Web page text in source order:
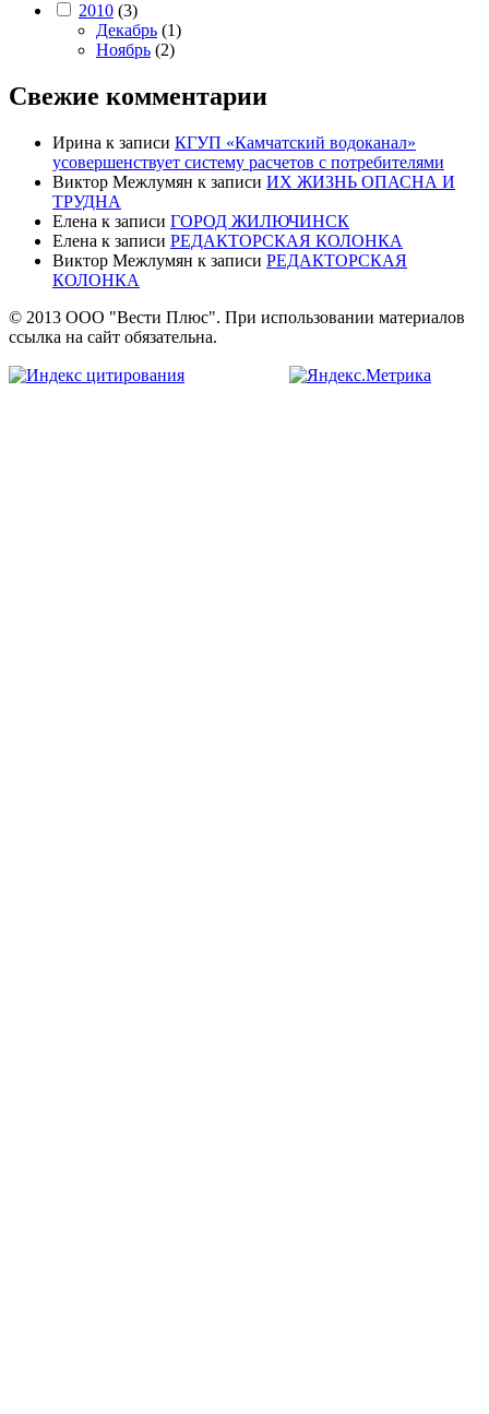
2010 (3)
Декабрь (1)
Ноябрь (2)
Свежие комментарии
Ирина к записи КГУП «Камчатский водоканал»
усовершенствует систему расчетов с потребителями
Виктор Межлумян к записи ИХ ЖИЗНЬ ОПАСНА И
ТРУДНА
Елена к записи ГОРОД ЖИЛЮЧИНСК
Елена к записи РЕДАКТОРСКАЯ КОЛОНКА
Виктор Межлумян к записи РЕДАКТОРСКАЯ
КОЛОНКА
© 2013 ООО "Вести Плюс". При использовании материалов
ссылка на сайт обязательна.